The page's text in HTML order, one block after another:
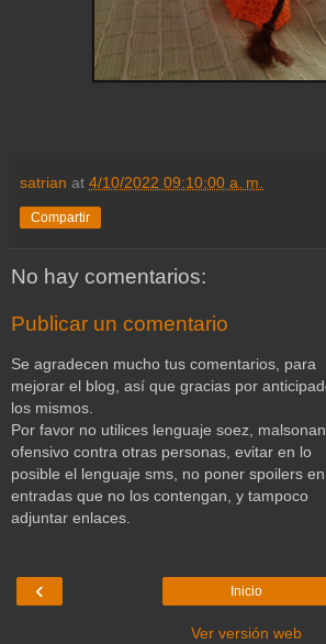
satrian at 4/10/2022 09:10:00 a. m.
Compartir
No hay comentarios:
Publicar un comentario
Se agradecen mucho tus comentarios, para
mejorar el blog, así que gracias por
los mismos.
Por favor no utilices lenguaje soez,
ofensivo contra otras personas, evitar en lo
posible el lenguaje sms, no poner spoilers en
entradas que no los contengan, y tampoco
adjuntar enlaces.
‹ Inicio
Ver versión web